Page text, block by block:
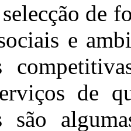
de
e
de
são